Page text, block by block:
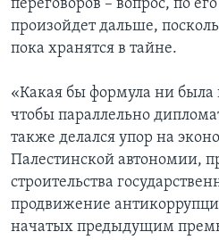
переговоров – вопрос, по
произойдет дальше,
пока хранятся в тайне.
«Какая бы формула ни
чтобы параллельно
также делался упор на
Палестинской автономии,
строительства
продвижение
начатых предыдущим